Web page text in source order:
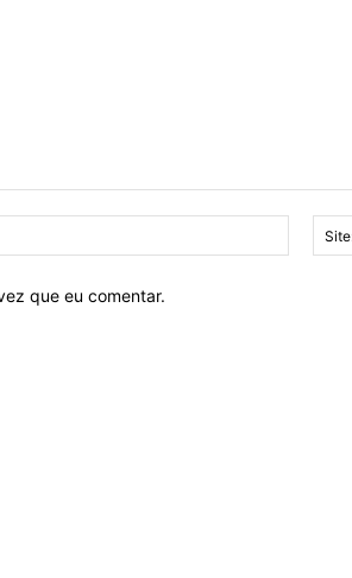
mail:*
que eu comentar.